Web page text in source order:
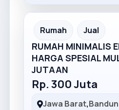
Recommended
Rumah Jual
RUMAH MINIMALIS
HARGA SPESIAL
JUTAAN
Rp. 300 Juta
Jawa Barat,